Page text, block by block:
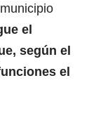
el
según el
el